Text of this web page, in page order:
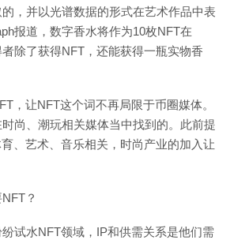
，并以光谱数据的形式在艺术作品中表
报道，数字香水将作为10枚NFT在
除了获得NFT，还能获得一瓶实物香
，让NFT这个词不再局限于币圈媒体。
尚、潮玩相关媒体当中找到的。此前提
、艺术、音乐相关，时尚产业的加入让
？
试水NFT领域，IP和供需关系是他们需